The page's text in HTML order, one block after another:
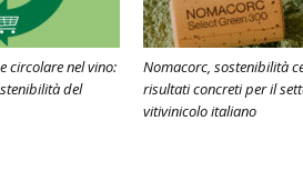
circolare nel vino:
del
Nomacorc, sostenibilità
risultati concreti per il
vitivinicolo italiano